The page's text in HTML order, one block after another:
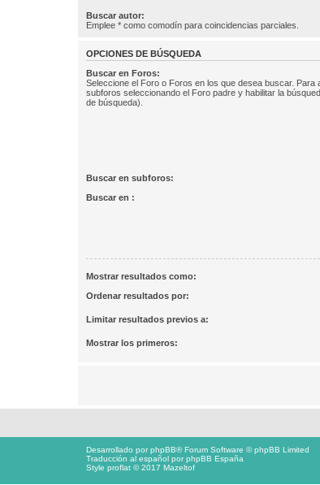
Buscar autor:
Emplee * como comodín para coincidencias parciales.
OPCIONES DE BÚSQUEDA
Buscar en Foros:
Seleccione el Foro o Foros en los que desea buscar. Para
subforos seleccionando el Foro padre y habilitar la
de búsqueda).
Buscar en subforos:
Buscar en :
Mostrar resultados como:
Ordenar resultados por:
Limitar resultados previos a:
Mostrar los primeros:
Desarrollado porphpBB® Forum Software © phpBB Limited
Traducción al español porphpBB España
Style proflat © 2017 Mazeltof